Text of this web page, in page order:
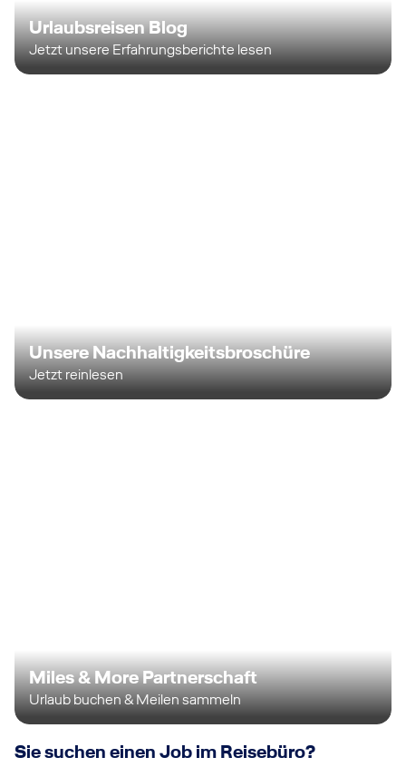
Urlaubsreisen Blog
Jetzt unsere Erfahrungsberichte lesen
Unsere Nachhaltigkeitsbroschüre
Jetzt reinlesen
Miles & More Partnerschaft
Urlaub buchen & Meilen sammeln
Sie suchen einen Job im Reisebüro?